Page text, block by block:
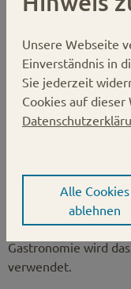
Aufstrichgläser
Chutneygläser
Kompottgläser
Feinkostgläser
Drahtbügelgläser
Bügelgläser
Unser 132.5mm
durch seine
für Feinkost oder
Gastronomie wird
verwendet.
Unsere Webseite
Einverständnis in
Sie jederzeit
Cookies auf
Alle Cookies
ablehnen